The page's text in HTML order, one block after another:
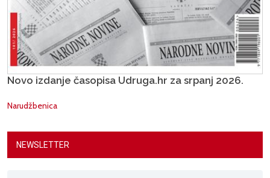
Novo izdanje časopisa Udruga.hr za srpanj 2026.
Narudžbenica
NEWSLETTER